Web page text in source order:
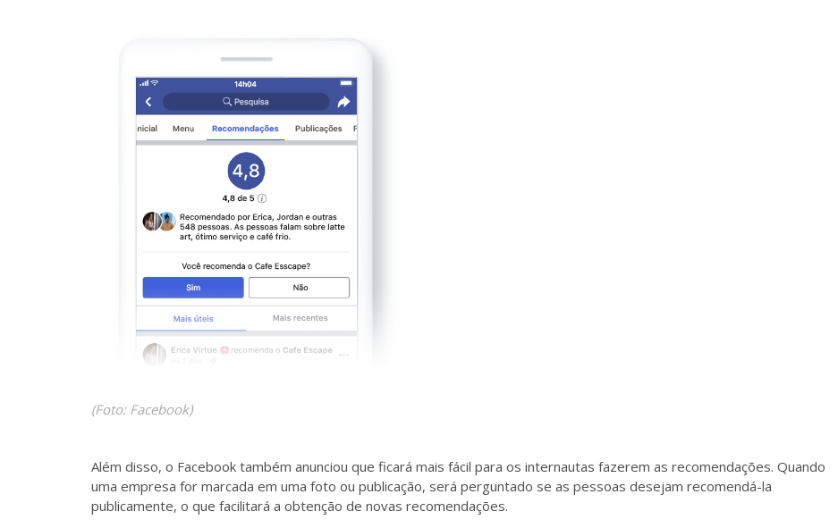
(Foto: Facebook)
Além disso, o Facebook também anunciou que ficará mais fácil para os internautas fazerem as recomendações. Quando
uma empresa for marcada em uma foto ou publicação, será perguntado se as pessoas desejam recomendá-la
publicamente, o que facilitará a obtenção de novas recomendações.